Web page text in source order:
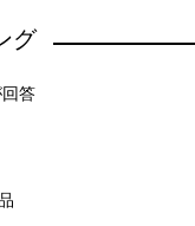
グ
回答